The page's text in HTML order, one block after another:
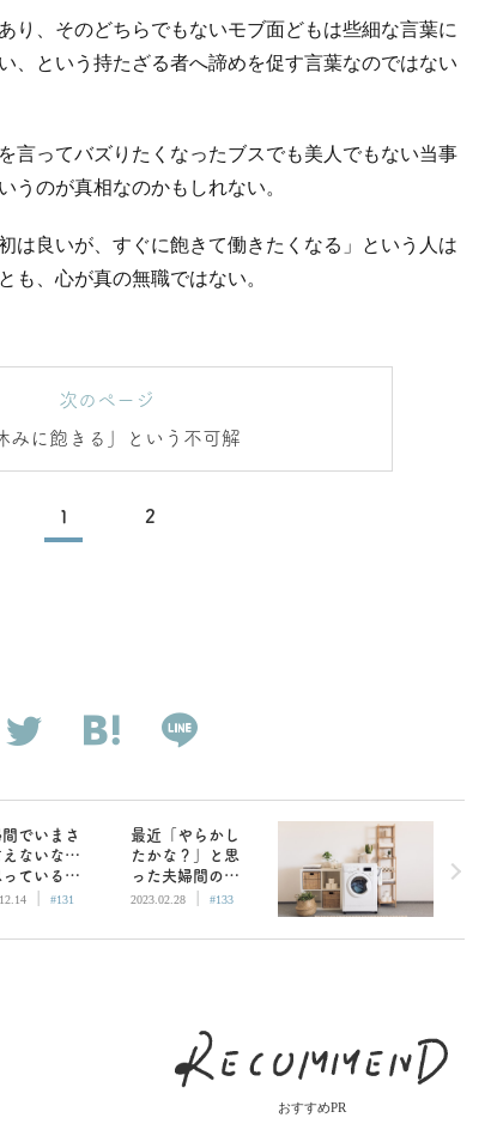
り、そのどちらでもないモブ面どもは些細な言葉に
、という持たざる者へ諦めを促す言葉なのではない
言ってバズりたくなったブスでも美人でもない当事
うのが真相なのかもしれない。
は良いが、すぐに飽きて働きたくなる」という人は
も、心が真の無職ではない。
次のページ
みに飽きる」という不可解
1 2
でいまさ
えないな…
っているこ
レー沢薫
| #131
最近「やらかし
たかな？」と思
った夫婦間の出
来事／カレー沢
2023.02.28 | #133
おすすめPR